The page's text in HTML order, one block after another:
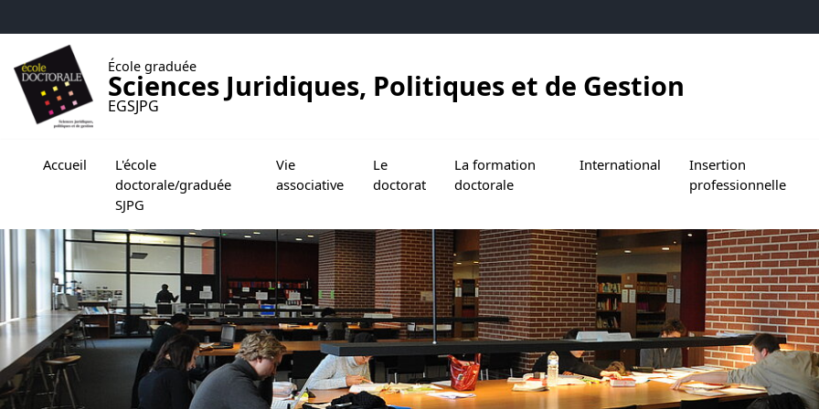
École graduée
Sciences Juridiques, Politiques et de Gestion
EGSJPG
Accueil
L'école
doctorale/graduée
SJPG
Vie
associative
Le
doctorat
La formation
doctorale
International
Insertion
professionnelle